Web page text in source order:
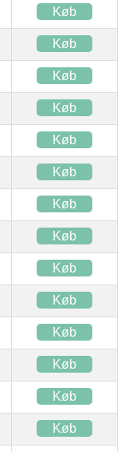
Køb
Køb
Køb
Køb
Køb
Køb
Køb
Køb
Køb
Køb
Køb
Køb
Køb
Køb